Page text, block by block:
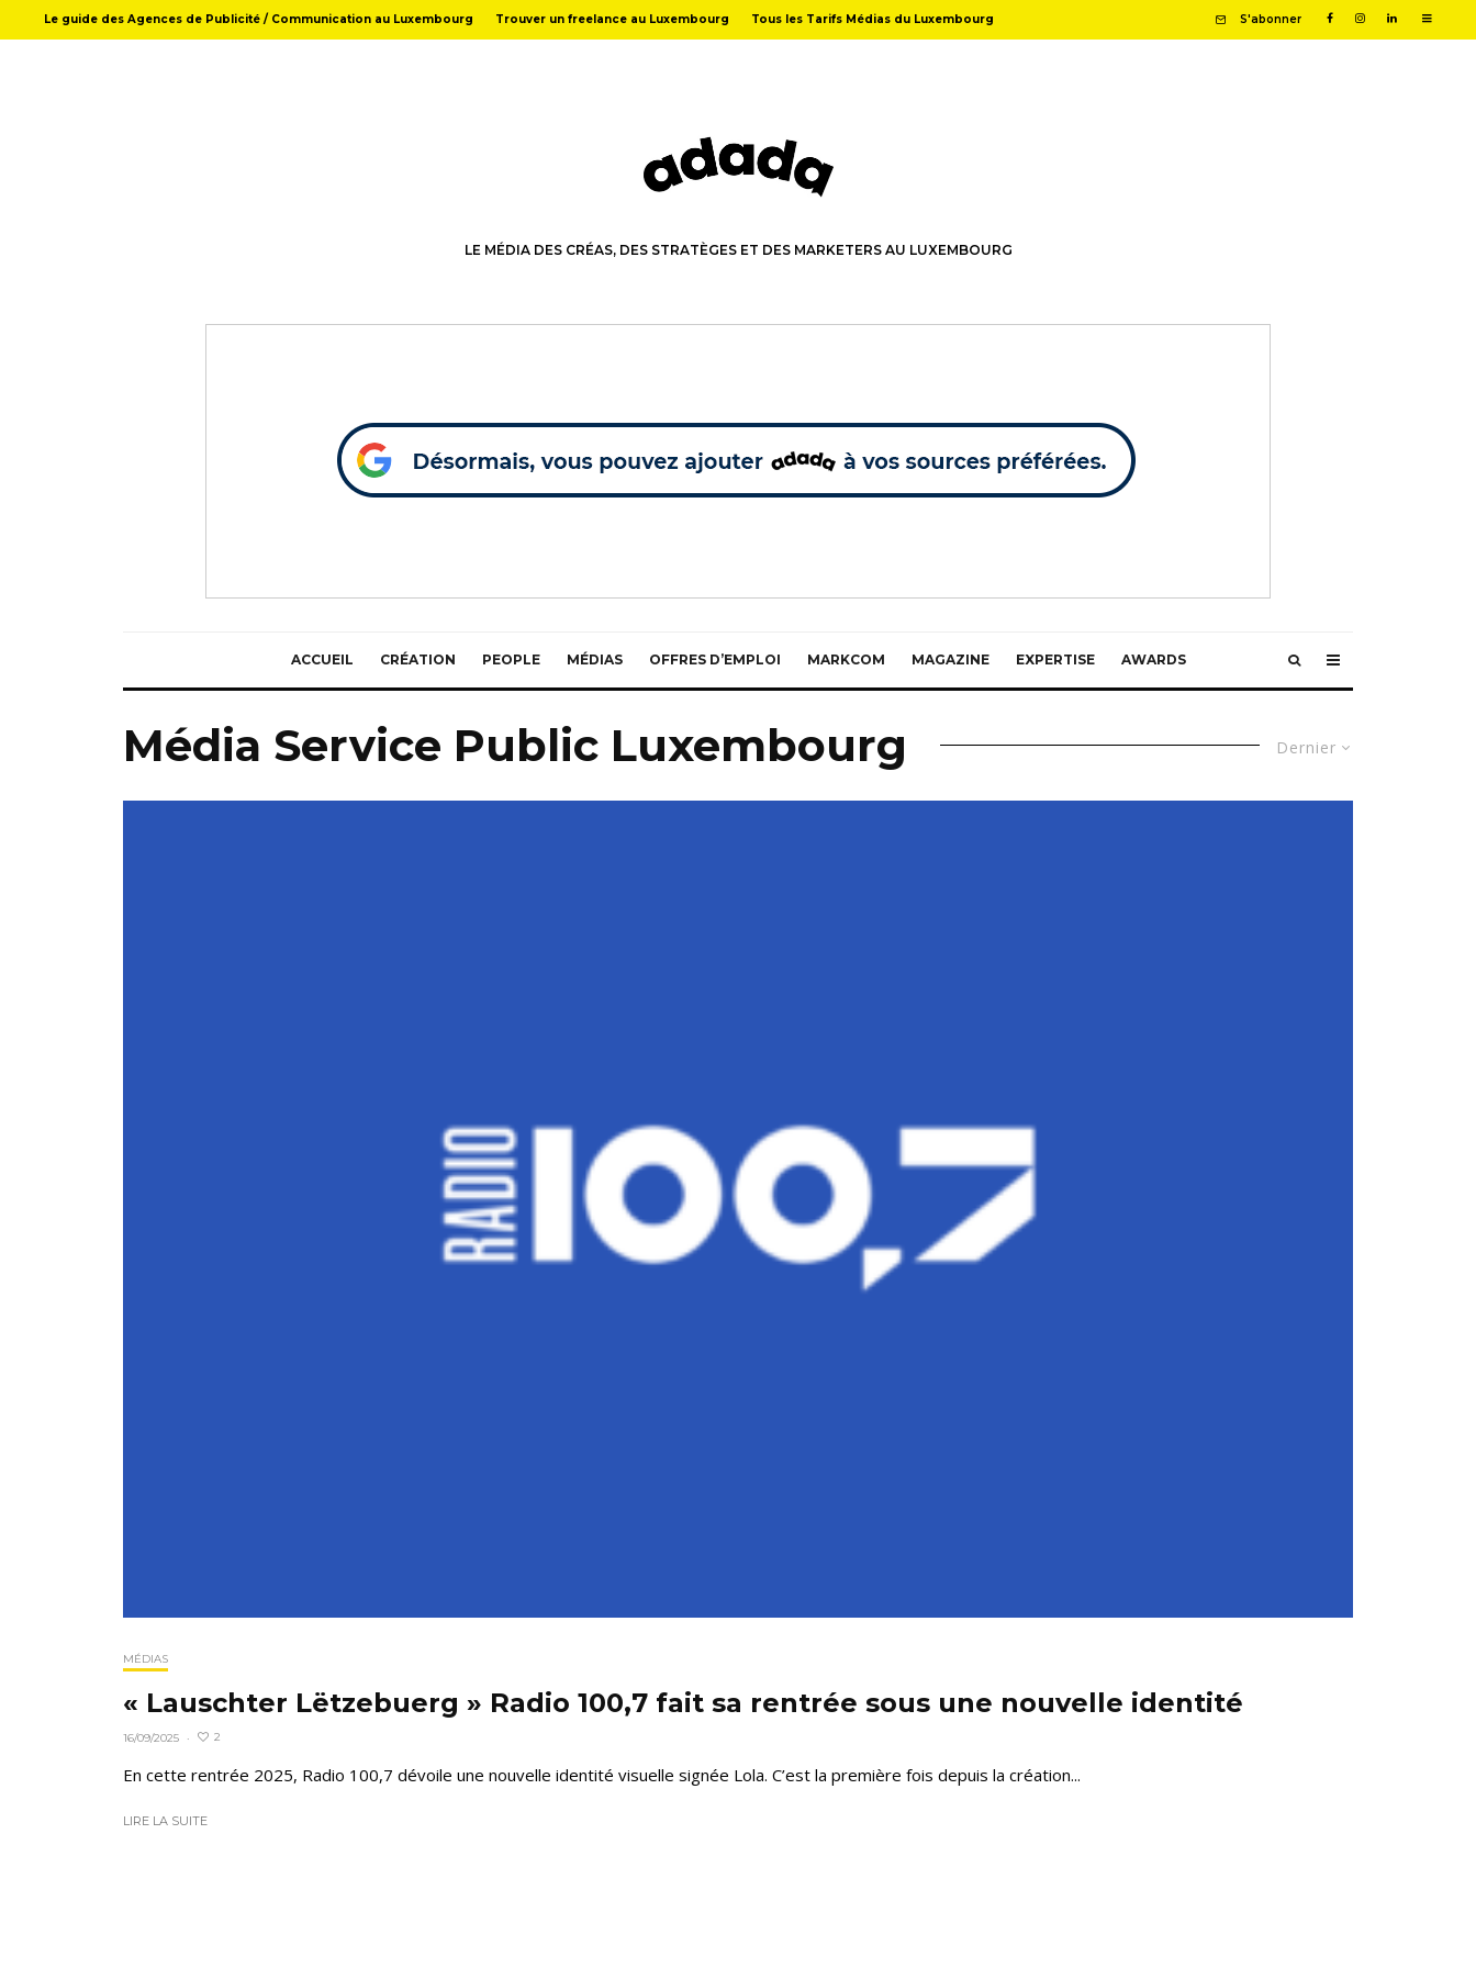
Le guide des Agences de Publicité / Communication au Luxembourg Trouver un freelance au Luxembourg Tous les Tarifs Médias du Luxembourg S'abonner
LE MÉDIA DES CRÉAS, DES STRATÈGES ET DES MARKETERS AU LUXEMBOURG
ACCUEIL CRÉATION PEOPLE MÉDIAS OFFRES D’EMPLOI MARKCOM MAGAZINE EXPERTISE AWARDS
Dernier
Média Service Public Luxembourg
MÉDIAS
« Lauschter Lëtzebuerg » Radio 100,7 fait sa rentrée sous une nouvelle identité
16/09/2025 · 2
En cette rentrée 2025, Radio 100,7 dévoile une nouvelle identité visuelle signée Lola. C’est la première fois depuis la création...
LIRE LA SUITE